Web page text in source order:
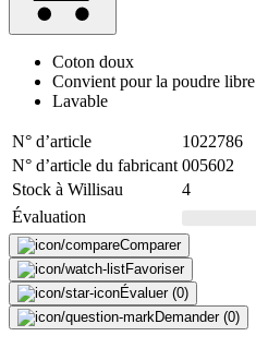
Coton doux
Convient pour la poudre libre
Lavable
N° d’article
1022786
N° d’article du fabricant 005602
Stock à Willisau
4
Évaluation
Comparer
Favoriser
Évaluer (0)
Demander (0)